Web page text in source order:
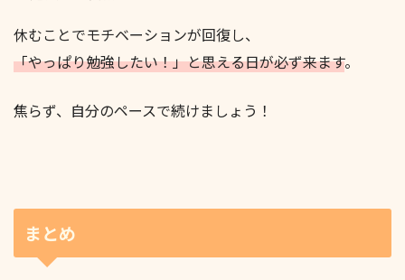
休むことでモチベーションが回復し、
「やっぱり勉強したい！」と思える日が必ず来ます。
焦らず、自分のペースで続けましょう！
まとめ